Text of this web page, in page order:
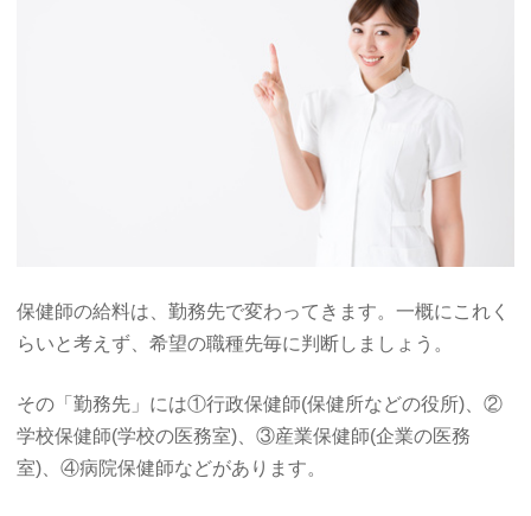
保健師の給料は、勤務先で変わってきます。一概にこれく
らいと考えず、希望の職種先毎に判断しましょう。
その「勤務先」には①行政保健師(保健所などの役所)、②
学校保健師(学校の医務室)、③産業保健師(企業の医務
室)、④病院保健師などがあります。